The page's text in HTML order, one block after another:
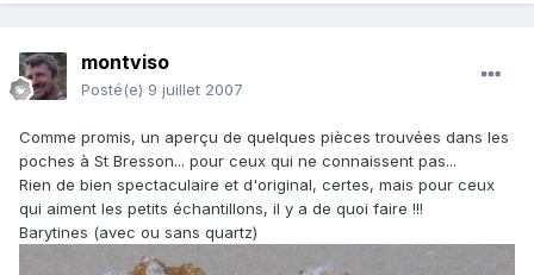
montviso
Posté(e) 9 juillet 2007
Comme promis, un aperçu de quelques pièces trouvées dans les
poches à St Bresson... pour ceux qui ne connaissent pas...
Rien de bien spectaculaire et d'original, certes, mais pour ceux
qui aiment les petits échantillons, il y a de quoi faire !!!
Barytines (avec ou sans quartz)